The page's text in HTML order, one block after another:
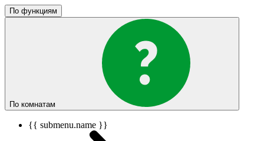
По функциям
По комнатам
{{ submenu.name }}